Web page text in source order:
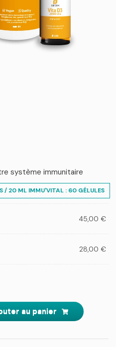
système immunitaire
/ 20 ML IMMU'VITAL : 60 GÉLULES
45,00 €
28,00 €
au panier